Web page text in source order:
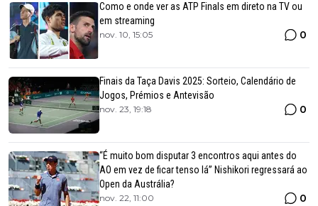
Como e onde ver as ATP Finals em direto na TV ou
em streaming
nov. 10, 15:05 0
Finais da Taça Davis 2025: Sorteio, Calendário de
Jogos, Prémios e Antevisão
nov. 23, 19:18 0
“É muito bom disputar 3 encontros aqui antes do
AO em vez de ficar tenso lá” Nishikori regressará ao
Open da Austrália?
nov. 22, 11:00 0